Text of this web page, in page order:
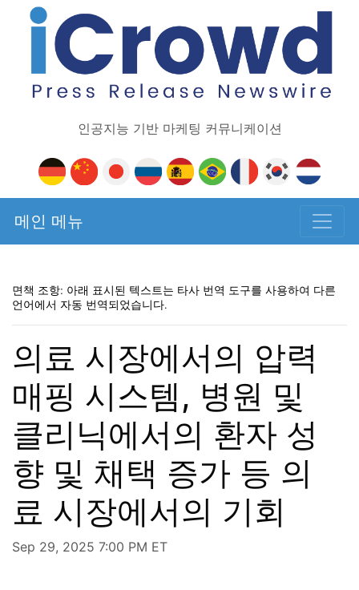
인공지능 기반 마케팅 커뮤니케이션
메인 메뉴
면책 조항: 아래 표시된 텍스트는 타사 번역 도구를 사용하여 다른
언어에서 자동 번역되었습니다.
의료 시장에서의 압력
매핑 시스템, 병원 및
클리닉에서의 환자 성
향 및 채택 증가 등 의
료 시장에서의 기회
Sep 29, 2025 7:00 PM ET